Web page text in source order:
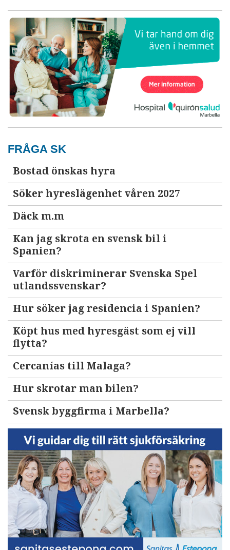
FRÅGA SK
Bostad önskas hyra
Söker hyreslägenhet våren 2027
Däck m.m
Kan jag skrota en svensk bil i
Spanien?
Varför diskriminerar Svenska Spel
utlandssvenskar?
Hur söker jag residencia i Spanien?
Köpt hus med hyresgäst som ej vill
flytta?
Cercanías till Malaga?
Hur skrotar man bilen?
Svensk byggfirma i Marbella?